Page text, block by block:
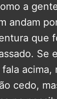
a
andam
que
Se
acima,
cedo,